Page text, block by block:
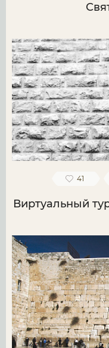
41
Виртуальный